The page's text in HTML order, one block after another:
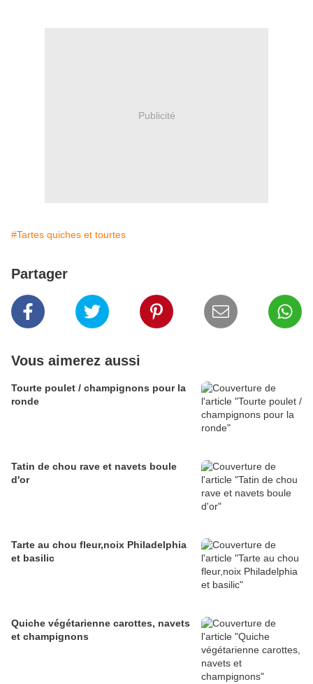
Publicité
#Tartes quiches et tourtes
Partager
Vous aimerez aussi
Tourte poulet / champignons pour la
ronde
Tatin de chou rave et navets boule
d'or
Tarte au chou fleur,noix Philadelphia
et basilic
Quiche végétarienne carottes, navets
et champignons